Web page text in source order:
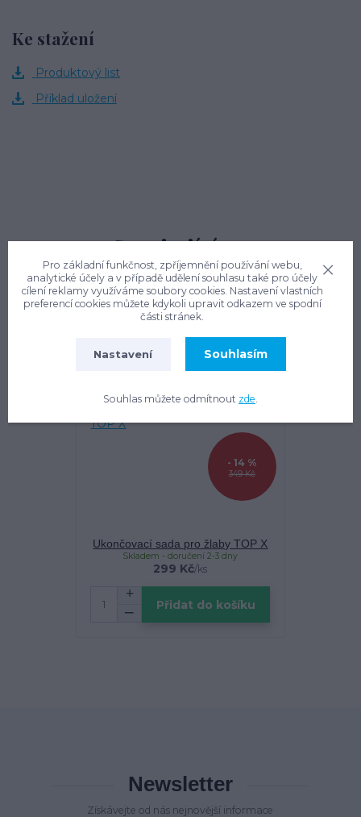
Ke stažení
Produktový list
Příklad uložení
Související
zboží
1
349 Kč
- 14 %
Ukončovací sada pro žlaby TOP X
299 Kč/ks
Skladem - doručení 2-3 dny
Přidat do košíku
Newsletter
Získávejte od nás nejnovější informace
Pro základní funkčnost, zpříjemnění používání webu,
analytické účely a v případě udělení souhlasu také pro účely
cílení reklamy využíváme soubory cookies. Nastavení vlastních
preferencí cookies můžete kdykoli upravit odkazem ve spodní
části stránek.
Nastavení Souhlasím
Souhlas můžete odmítnout zde